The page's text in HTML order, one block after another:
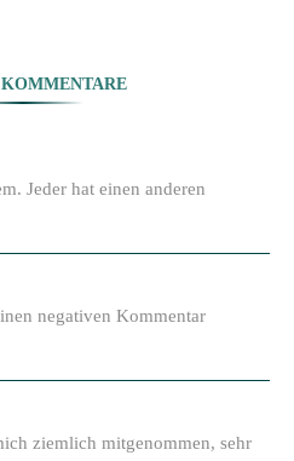
Jeder hat einen anderen
negativen Kommentar
ziemlich mitgenommen, sehr